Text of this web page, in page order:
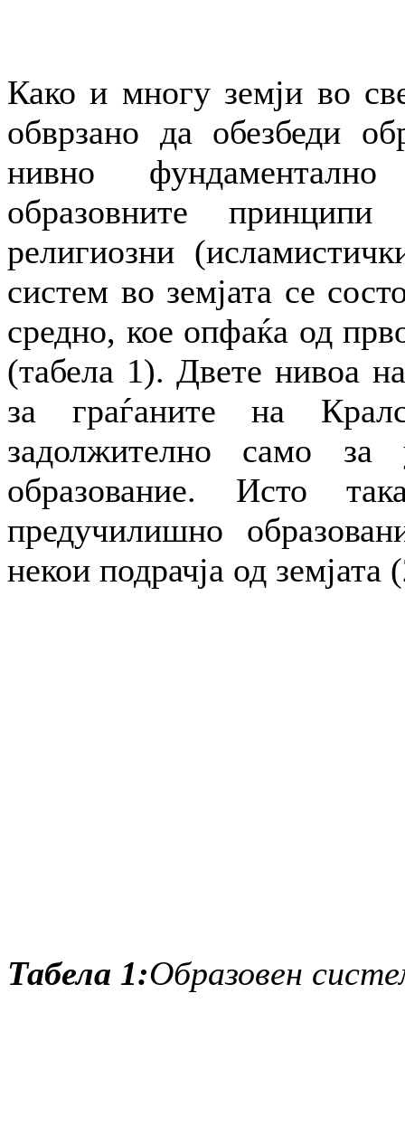
Како и многу земји во
обврзано да обезбеди
нивно
образовните
религиозни
систем во земјата се
средно, кое опфаќа од
(табела 1). Двете нивоа
за граѓаните на
задолжително само за
образование. Исто
предучилишно
некои подрачја од земјата
Табела 1:Образовен